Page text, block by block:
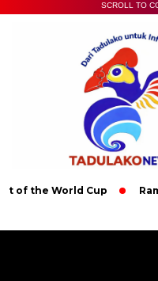
SCROLL TO
World Cup